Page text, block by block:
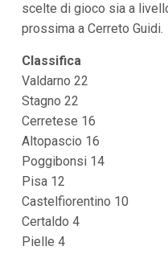
M
e
ù
P
r
i
c
i
a
l
V
a
i
scelte di gioco sia a
prossima a Cerreto Guidi.
Classifica
Valdarno 22
Stagno 22
Cerretese 16
Altopascio 16
Poggibonsi 14
Pisa 12
Castelfiorentino 10
Certaldo 4
Pielle 4